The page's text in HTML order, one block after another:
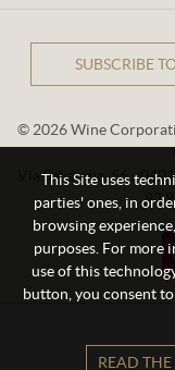
This Site uses
parties' ones, in
browsing
purposes. For more
use of this
button, you consent
READ
SUBSCRIBE
© 2026 Wine
Via Sabaudia, 56 -
93